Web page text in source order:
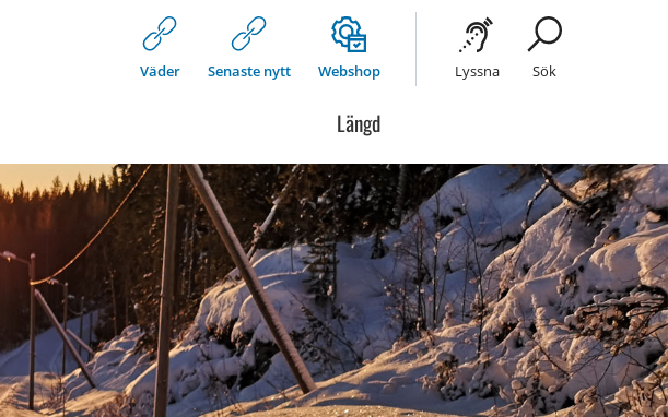
Väder Senaste nytt Webshop Lyssna Sök
Längd